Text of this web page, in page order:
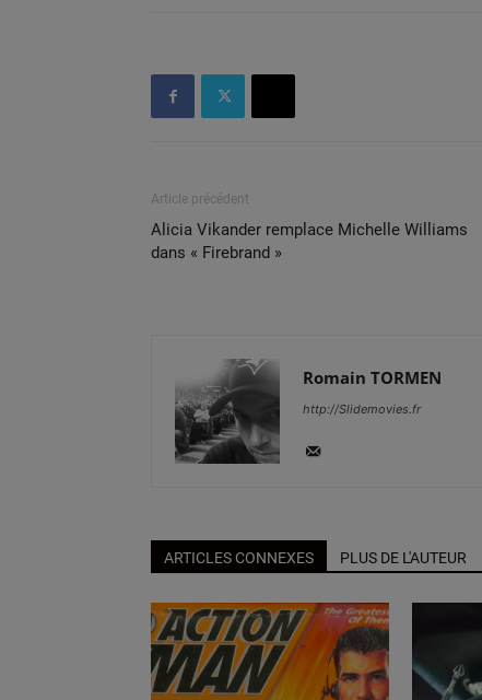
Article précédent
Alicia Vikander remplace Michelle Williams
dans « Firebrand »
Romain TORMEN
http://Slidemovies.fr
ARTICLES CONNEXES PLUS DE L'AUTEUR